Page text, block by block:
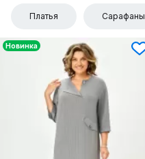
Платья Сарафаны
Новинка